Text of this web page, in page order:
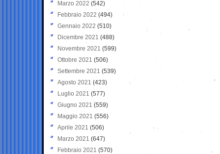
Marzo 2022 (542)
Febbraio 2022 (494)
Gennaio 2022 (510)
Dicembre 2021 (488)
Novembre 2021 (599)
Ottobre 2021 (506)
Settembre 2021 (539)
Agosto 2021 (423)
Luglio 2021 (577)
Giugno 2021(559)
Maggio 2021 (556)
Aprile 2021 (506)
Marzo 2021 (647)
Febbraio 2021 (570)